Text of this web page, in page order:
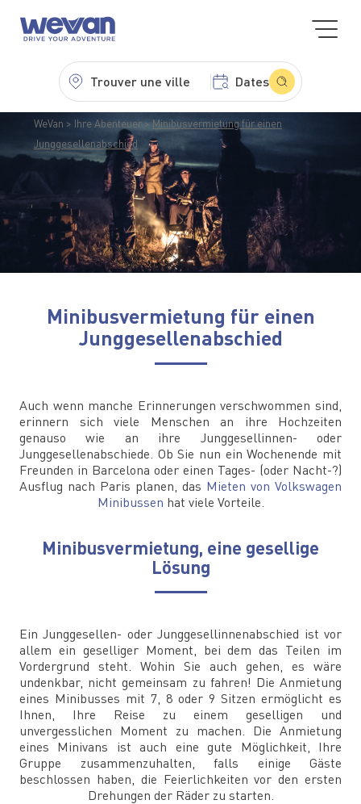
Trouver une ville Dates
WeVan Ihre Abenteuer
Minibusvermietung für einen
Junggesellenabschied
Minibusvermietung für einen
Junggesellenabschied
Auch wenn manche Erinnerungen verschwommen sind,
erinnern sich viele Menschen an ihre Hochzeiten
genauso wie an ihre Junggesellinnen- oder
Junggesellenabschiede. Ob Sie nun ein Wochenende mit
Freunden in Barcelona oder einen Tages- (oder Nacht-?)
Ausflug nach Paris planen, das Mieten von Volkswagen
Minibussen hat viele Vorteile.
Minibusvermietung, eine gesellige
Lösung
Ein Junggesellen- oder Junggesellinnenabschied ist vor
allem ein geselliger Moment, bei dem das Teilen im
Vordergrund steht. Wohin Sie auch gehen, es wäre
undenkbar, nicht gemeinsam zu fahren! Die Anmietung
eines Minibusses mit 7, 8 oder 9 Sitzen ermöglicht es
Ihnen, Ihre Reise zu einem geselligen und
unvergesslichen Moment zu machen. Die Anmietung
eines Minivans ist auch eine gute Möglichkeit, Ihre
Gruppe zusammenzuhalten, falls einige Gäste
beschlossen haben, die Feierlichkeiten vor den ersten
Drehungen der Räder zu starten.